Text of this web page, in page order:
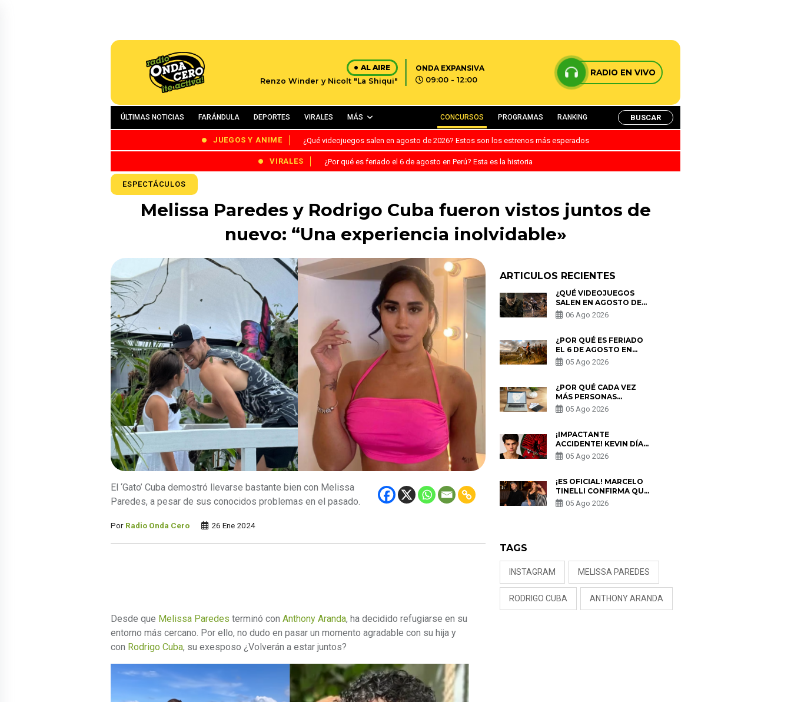
AL AIRE
Renzo Winder y Nicolt "La Shiqui"
ONDA EXPANSIVA
09:00 - 12:00
RADIO EN VIVO
ÚLTIMAS NOTICIAS FARÁNDULA DEPORTES VIRALES MÁS CONCURSOS PROGRAMAS RANKING BUSCAR
JUEGOS Y ANIME ¿Qué videojuegos salen en agosto de 2026? Estos son los estrenos más esperados
VIRALES ¿Por qué es feriado el 6 de agosto en Perú? Esta es la historia
ESPECTÁCULOS
Melissa Paredes y Rodrigo Cuba fueron vistos juntos de
nuevo: “Una experiencia inolvidable»
El ‘Gato’ Cuba demostró llevarse bastante bien con Melissa
Paredes, a pesar de sus conocidos problemas en el pasado.
Por Radio Onda Cero 26 Ene 2024
Desde que Melissa Paredes terminó con Anthony Aranda, ha decidido refugiarse en su
entorno más cercano. Por ello, no dudo en pasar un momento agradable con su hija y
con Rodrigo Cuba, su exesposo ¿Volverán a estar juntos?
ARTICULOS RECIENTES
¿QUÉ VIDEOJUEGOS
SALEN EN AGOSTO DE
2026? ESTOS SON LOS
ESTRENOS MÁS
06 Ago 2026
¿POR QUÉ ES FERIADO
EL 6 DE AGOSTO EN
PERÚ? ESTA ES LA
HISTORIA
05 Ago 2026
¿POR QUÉ CADA VEZ
MÁS PERSONAS
UTILIZAN UNA VPN
PARA PROTEGER SU
05 Ago 2026
¡IMPACTANTE
ACCIDENTE! KEVIN DÍAZ
CAE DESDE OCHO
METROS EN “ESTO ES
PREOCUPACIÓN
05 Ago 2026
¡ES OFICIAL! MARCELO
TINELLI CONFIRMA QUE
REGRESÓ CON MILETT
FIGUEROA: “EL AMOR
05 Ago 2026
TAGS
INSTAGRAM MELISSA PAREDES
RODRIGO CUBA ANTHONY ARANDA